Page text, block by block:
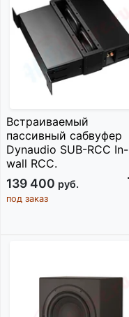
Встраиваемый
пассивный сабвуфер
Dynaudio SUB-RCC In-
wall RCC.
139 400 руб.
под заказ